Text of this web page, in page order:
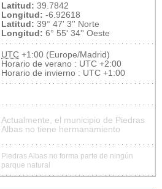
Latitud: 39.7842
Longitud: -6.92618
Latitud: 39° 47' 3'' Norte
Longitud: 6° 55' 34'' Oeste
UTC +1:00 (Europe/Madrid)
Horario de verano : UTC +2:00
Horario de invierno : UTC +1:00
Actualmente, el municipio de Piedras
Albas no tiene hermanamiento
Piedras Albas no forma parte de ningún
parque natural